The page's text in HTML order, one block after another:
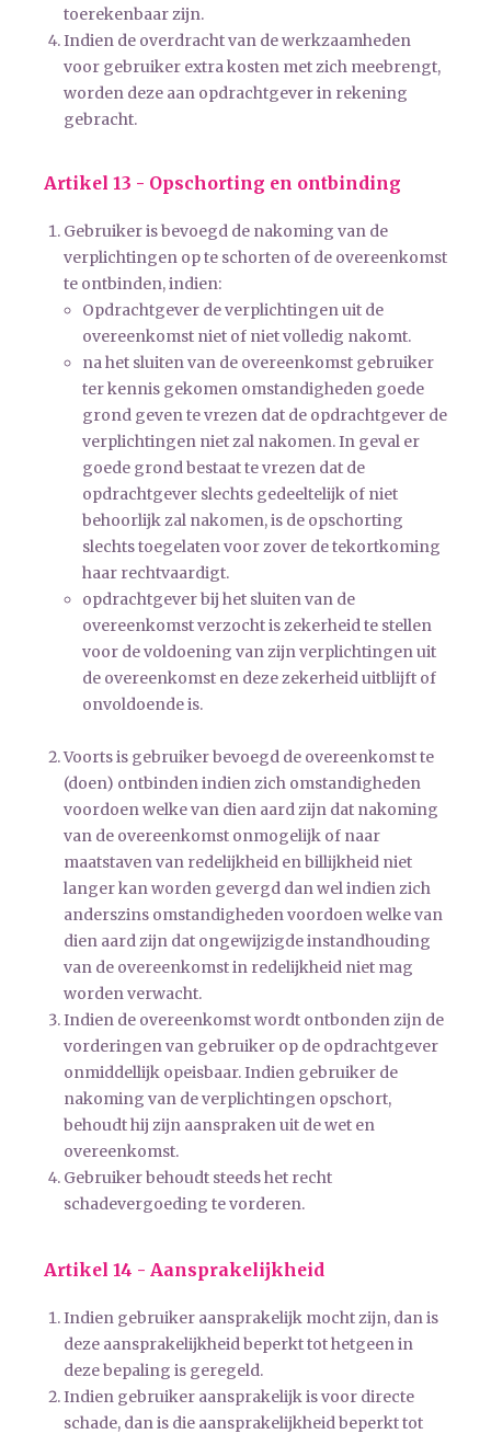
toerekenbaar zijn.
Indien de overdracht van de werkzaamheden
voor gebruiker extra kosten met zich meebrengt,
worden deze aan opdrachtgever in rekening
gebracht.
Artikel 13 - Opschorting en ontbinding
Gebruiker is bevoegd de nakoming van de
verplichtingen op te schorten of de overeenkomst
te ontbinden, indien:
Opdrachtgever de verplichtingen uit de
overeenkomst niet of niet volledig nakomt.
na het sluiten van de overeenkomst gebruiker
ter kennis gekomen omstandigheden goede
grond geven te vrezen dat de opdrachtgever de
verplichtingen niet zal nakomen. In geval er
goede grond bestaat te vrezen dat de
opdrachtgever slechts gedeeltelijk of niet
behoorlijk zal nakomen, is de opschorting
slechts toegelaten voor zover de tekortkoming
haar rechtvaardigt.
opdrachtgever bij het sluiten van de
overeenkomst verzocht is zekerheid te stellen
voor de voldoening van zijn verplichtingen uit
de overeenkomst en deze zekerheid uitblijft of
onvoldoende is.
Voorts is gebruiker bevoegd de overeenkomst te
(doen) ontbinden indien zich omstandigheden
voordoen welke van dien aard zijn dat nakoming
van de overeenkomst onmogelijk of naar
maatstaven van redelijkheid en billijkheid niet
langer kan worden gevergd dan wel indien zich
anderszins omstandigheden voordoen welke van
dien aard zijn dat ongewijzigde instandhouding
van de overeenkomst in redelijkheid niet mag
worden verwacht.
Indien de overeenkomst wordt ontbonden zijn de
vorderingen van gebruiker op de opdrachtgever
onmiddellijk opeisbaar. Indien gebruiker de
nakoming van de verplichtingen opschort,
behoudt hij zijn aanspraken uit de wet en
overeenkomst.
Gebruiker behoudt steeds het recht
schadevergoeding te vorderen.
Artikel 14 - Aansprakelijkheid
Indien gebruiker aansprakelijk mocht zijn, dan is
deze aansprakelijkheid beperkt tot hetgeen in
deze bepaling is geregeld.
Indien gebruiker aansprakelijk is voor directe
schade, dan is die aansprakelijkheid beperkt tot